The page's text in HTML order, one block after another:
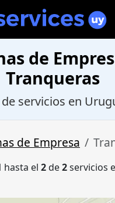
de
Tranqueras
servicios en
de Empresa
hasta el 2de2servicios